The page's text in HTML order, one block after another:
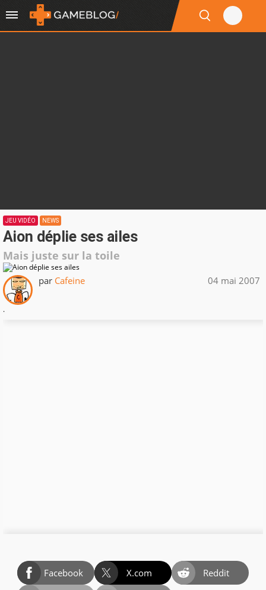
JEU VIDÉO NEWS
Aion déplie ses ailes
Mais juste sur la toile
par Cafeine 04 mai 2007
.
Facebook X.com
Reddit